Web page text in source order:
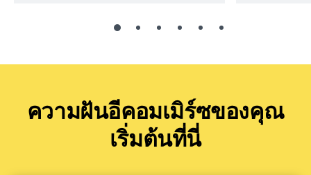
ความฝันอีคอมเมิร์ซของคุณ
เริ่มต้นที่นี่